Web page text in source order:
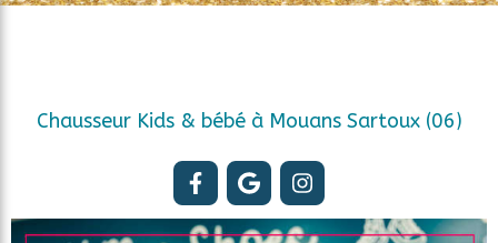
Chausseur Kids & bébé à Mouans Sartoux (06)